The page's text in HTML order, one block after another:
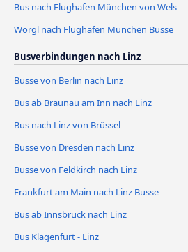
Bus nach Flughafen München von Wels
Wörgl nach Flughafen München Busse
Busverbindungen nach Linz
Busse von Berlin nach Linz
Bus ab Braunau am Inn nach Linz
Bus nach Linz von Brüssel
Busse von Dresden nach Linz
Busse von Feldkirch nach Linz
Frankfurt am Main nach Linz Busse
Bus ab Innsbruck nach Linz
Bus Klagenfurt - Linz